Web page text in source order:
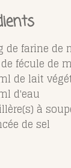
de farine de
fécule de
de lait
d'eau
à
de sel